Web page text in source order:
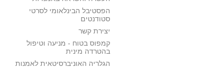
הפסטיבל הבינלאומי לסרטי
סטודנטים
יצירת קשר
קמפוס בטוח - מניעה וטיפול
בהטרדה מינית
הגלריה האוניברסיטאית לאמנות